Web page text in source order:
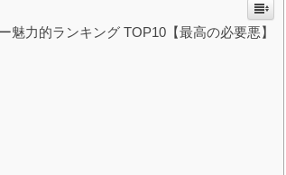
魅力的ランキング TOP10【最高の必要悪】